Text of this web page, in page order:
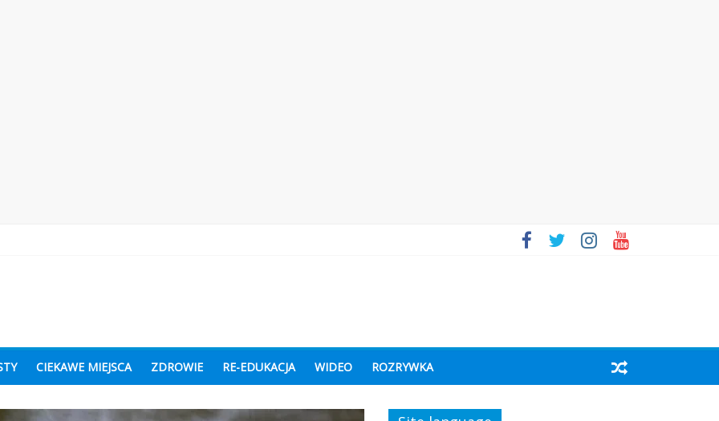
CIEKAWE MIEJSCA ZDROWIE RE-EDUKACJA WIDEO ROZRYWKA